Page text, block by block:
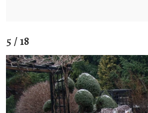
5 / 18